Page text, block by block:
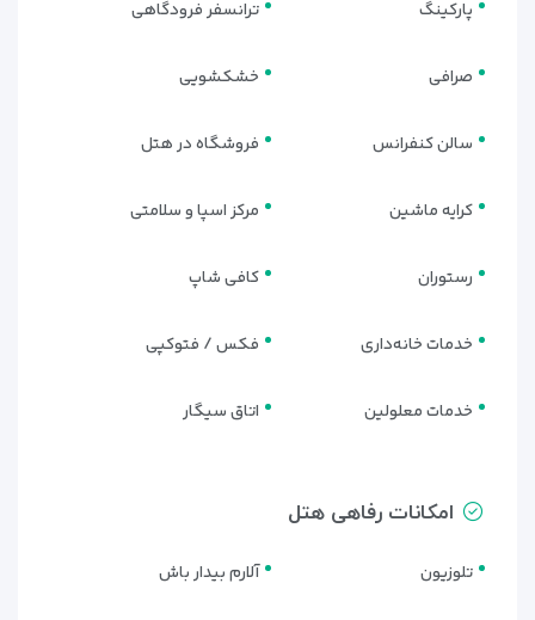
پارکینگ ترانسفر فرودگاهی
صرافی خشکشویی
سالن کنفرانس فروشگاه در هتل
کرایه ماشین مرکز اسپا و سلامتی
رستوران کافی شاپ
خدمات خانه‌داری فکس / فتوکپی
خدمات معلولین اتاق سیگار
امکانات رفاهی هتل
تلوزیون آلارم بیدار باش